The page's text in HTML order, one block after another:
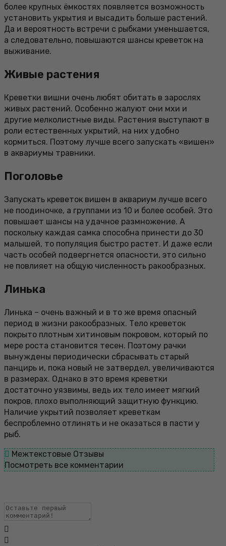
более крупных ёмкостях появляется возможность
установить укрытия и высадить больше растений.
Да и вероятность встречи с рыбками уменьшается,
а следовательно, повышаются шансы креветок на
выживание.
Живые растения
Креветки вишни очень любят обитать в зарослях
живых растений. Особенно жалуют они мхи и
другие мелколистные виды. Растения выступают в
роли естественных укрытий, на них удобно
кормиться. Поэтому лучше всего запускать «вишен»
в аквариумы травники.
Поголовье
Запускать креветок вишен в аквариум лучше всего
не поодиночке, а группами из 10 и более особей. Это
повышает шансы на удачное размножение. А
поскольку каждая самка способна принести до 30
малышей, то популяция быстро растет. И даже если
часть особей подвергнется опасности, это сильно
не повлияет на общую численность ракообразных.
Линька
Линька – очень важный и в то же время опасный
период в жизни ракообразных. Тело креветок
покрыто плотным хитиновым покровом, который по
мере роста становится тесен. Поэтому рачки
вынуждены периодически сбрасывать старый
панцирь и, пока новый не затвердел, увеличиваются
в размерах. Однако в это время креветки
достаточно уязвимы, ведь их тело имеет мягкий
покров, плохо выполняющий защитную функцию.
Наличие укрытий позволяет креветкам
беспроблемно отлинять и не оказаться в пасти у
рыб.
Межтекстовые Отзывы
Посмотреть все комментарии